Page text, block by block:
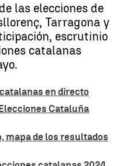
las elecciones de
Tarragona y
escrutinio
catalanas
en directo
Cataluña
mapa de los resultados